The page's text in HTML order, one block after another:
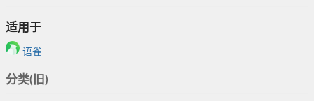
适用于
语雀
分类(旧)